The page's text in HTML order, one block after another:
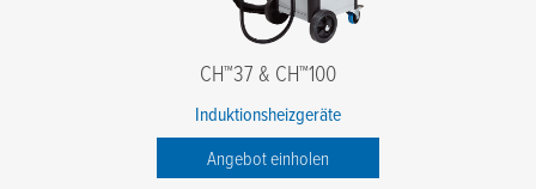
CH™37 & CH™100
Induktionsheizgeräte
Angebot einholen